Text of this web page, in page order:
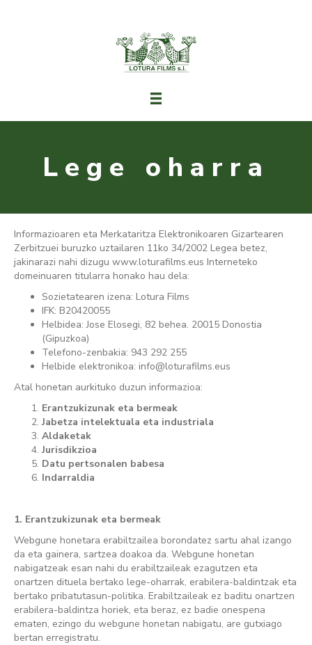
Lege oharra
Informazioaren eta Merkataritza Elektronikoaren Gizartearen
Zerbitzuei buruzko uztailaren 11ko 34/2002 Legea betez,
jakinarazi nahi dizugu www.loturafilms.eus Interneteko
domeinuaren titularra honako hau dela:
Sozietatearen izena: Lotura Films
IFK: B20420055
Helbidea: Jose Elosegi, 82 behea. 20015 Donostia
(Gipuzkoa)
Telefono-zenbakia: 943 292 255
Helbide elektronikoa: info@loturafilms.eus
Atal honetan aurkituko duzun informazioa:
Erantzukizunak eta bermeak
Jabetza intelektuala eta industriala
Aldaketak
Jurisdikzioa
Datu pertsonalen babesa
Indarraldia
1. Erantzukizunak eta bermeak
Webgune honetara erabiltzailea borondatez sartu ahal izango
da eta gainera, sartzea doakoa da. Webgune honetan
nabigatzeak esan nahi du erabiltzaileak ezagutzen eta
onartzen dituela bertako lege-oharrak, erabilera-baldintzak eta
bertako pribatutasun-politika. Erabiltzaileak ez baditu onartzen
erabilera-baldintza horiek, eta beraz, ez badie onespena
ematen, ezingo du webgune honetan nabigatu, are gutxiago
bertan erregistratu.